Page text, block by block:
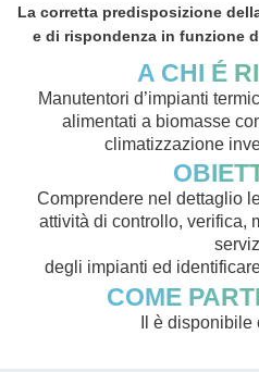
La corretta predisposizione
e di rispondenza in funzione
A CHI É
Manutentori d’impianti
alimentati a biomasse
climatizzazione
Comprendere nel dettaglio
attività di controllo, verifica,
degli impianti ed
COME
Il è